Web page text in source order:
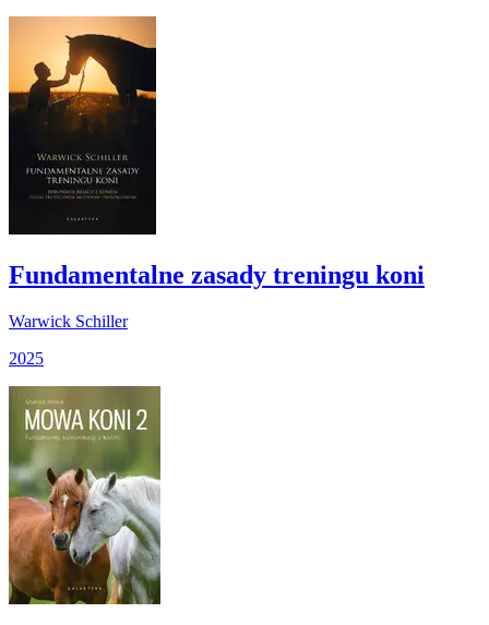
Fundamentalne zasady treningu koni
Warwick Schiller
2025